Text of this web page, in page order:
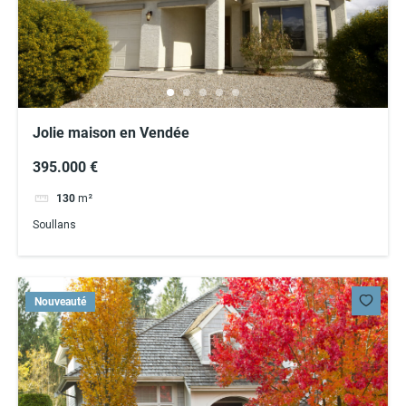
Jolie maison en Vendée
395.000 €
130 m²
Soullans
Nouveauté